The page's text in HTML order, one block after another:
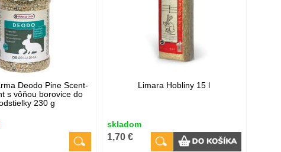
Deodo Pine Scent-
s vôňou borovice do
230 g
Limara Hobliny 15 l
skladom
1,70 €